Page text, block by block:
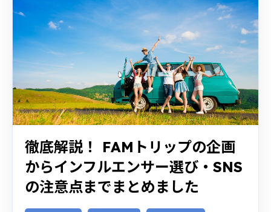
徹底解説！ FAMトリップの企画
からインフルエンサー選び・SNS
の注意点までまとめました